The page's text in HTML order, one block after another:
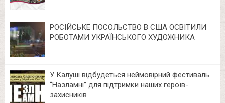
РОСІЙСЬКЕ ПОСОЛЬСТВО В США ОСВІТИЛИ
РОБОТАМИ УКРАЇНСЬКОГО ХУДОЖНИКА
У Калуші відбудеться неймовірний фестиваль
“Назламні” для підтримки наших героїв-
захисників